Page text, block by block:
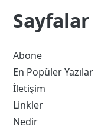
Sayfalar
Abone
En Popüler Yazılar
İletişim
Linkler
Nedir